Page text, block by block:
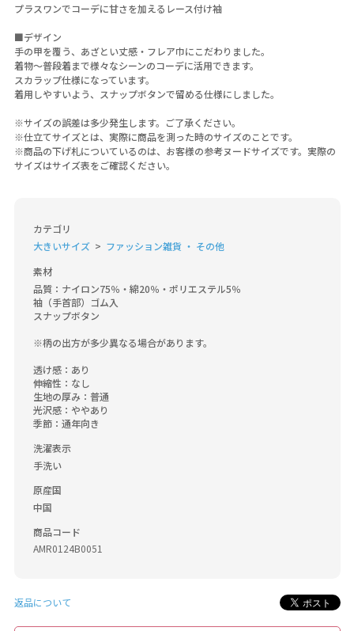
プラスワンでコーデに甘さを加えるレース付け袖
■デザイン
手の甲を覆う、あざとい丈感・フレア巾にこだわりました。
着物～普段着まで様々なシーンのコーデに活用できます。
スカラップ仕様になっています。
着用しやすいよう、スナップボタンで留める仕様にしました。
※サイズの誤差は多少発生します。ご了承ください。
※仕立てサイズとは、実際に商品を測った時のサイズのことです。
※商品の下げ札についているのは、お客様の参考ヌードサイズです。実際の
サイズはサイズ表をご確認ください。
カテゴリ
大きいサイズ
ファッション雑貨 ・ その他
素材
品質：ナイロン75％・綿20％・ポリエステル5％
袖（手首部）ゴム入
スナップボタン
※柄の出方が多少異なる場合があります。
透け感：あり
伸縮性：なし
生地の厚み：普通
光沢感：ややあり
季節：通年向き
洗濯表示
手洗い
原産国
中国
商品コード
AMR0124B0051
返品について